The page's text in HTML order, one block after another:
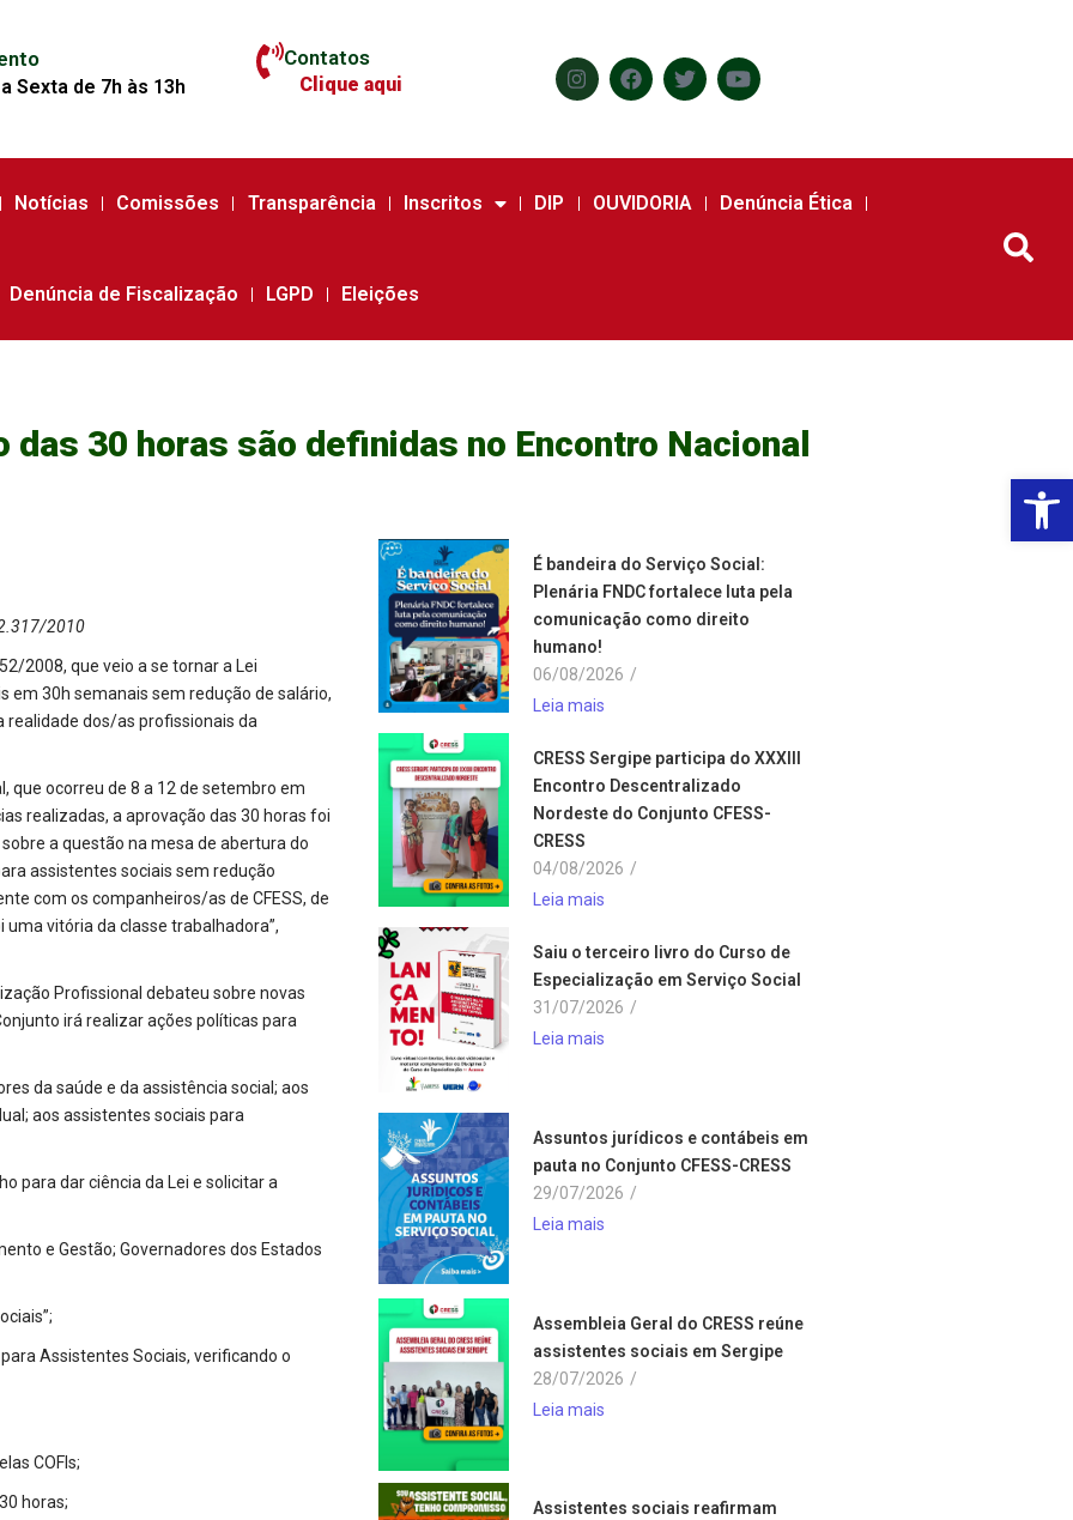
Sexta de 7h às 13h
Contatos
Clique aqui
Notícias Comissões Transparência Inscritos DIP OUVIDORIA Denúncia Ética
Denúncia de Fiscalização LGPD Eleições
30 horas são definidas no Encontro Nacional
2010
2008, que veio a se tornar a Lei
em 30h semanais sem redução de salário,
dos/as profissionais da
que ocorreu de 8 a 12 de setembro em
realizadas, a aprovação das 30 horas foi
a questão na mesa de abertura do
assistentes sociais sem redução
com os companheiros/as de CFESS, de
uma vitória da classe trabalhadora”,
Profissional debateu sobre novas
irá realizar ações políticas para
da saúde e da assistência social; aos
aos assistentes sociais para
dar ciência da Lei e solicitar a
e Gestão; Governadores dos Estados
Assistentes Sociais, verificando o
COFIs;
horas;
É bandeira do Serviço Social:
Plenária FNDC fortalece luta pela
comunicação como direito
humano!
06/08/2026 /
Leia mais
CRESS Sergipe participa do XXXIII
Encontro Descentralizado
Nordeste do Conjunto CFESS-
CRESS
04/08/2026 /
Leia mais
Saiu o terceiro livro do Curso de
Especialização em Serviço Social
31/07/2026 /
Leia mais
Assuntos jurídicos e contábeis em
pauta no Conjunto CFESS-CRESS
29/07/2026 /
Leia mais
Assembleia Geral do CRESS reúne
assistentes sociais em Sergipe
28/07/2026 /
Leia mais
Assistentes sociais reafirmam